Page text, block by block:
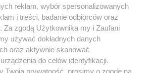
O nas
reklam, wybór spersonalizowanych
i treści, badanie odbiorców oraz
Za zgodą Użytkownika my i Zaufani
używać dokładnych danych
oraz aktywnie skanować
do celów identyfikacji.
Twoją prywatność, prosimy o zgodę na